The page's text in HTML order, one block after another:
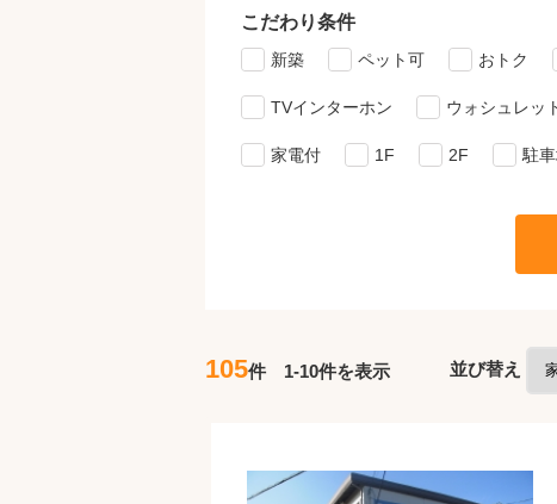
こだわり条件
新築 ペット可 おトク
TVインターホン ウォシュレッ
家電付 1F 2F 駐
105件 1-10件を表示 並び替え